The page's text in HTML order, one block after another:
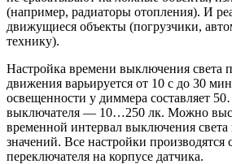
(например, радиаторы отопления). И
движущиеся объекты (погрузчики,
технику).
Настройка времени выключения света
движения варьируется от 10 с до 30
освещенности у диммера составляет
выключателя — 10…250 лк. Можно
временной интервал выключения
значений. Все настройки
переключателя на корпусе датчика.